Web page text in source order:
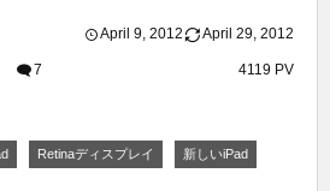
April 9,2012 April 29, 2012
7 4119 PV
Retinaディスプレイ 新しいiPad